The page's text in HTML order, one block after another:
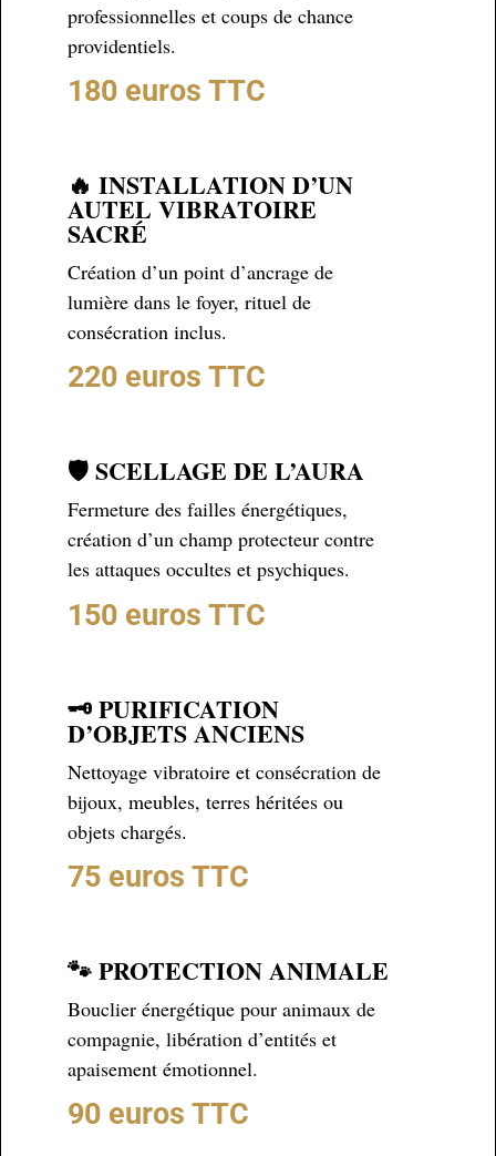
professionnelles et coups de chance
providentiels.
180 euros TTC
🔥 INSTALLATION D’UN
AUTEL VIBRATOIRE
SACRÉ
Création d’un point d’ancrage de
lumière dans le foyer, rituel de
consécration inclus.
220 euros TTC
🛡️ SCELLAGE DE L’AURA
Fermeture des failles énergétiques,
création d’un champ protecteur contre
les attaques occultes et psychiques.
150 euros TTC
🗝️ PURIFICATION
D’OBJETS ANCIENS
Nettoyage vibratoire et consécration de
bijoux, meubles, terres héritées ou
objets chargés.
75 euros TTC
🐾 PROTECTION ANIMALE
Bouclier énergétique pour animaux de
compagnie, libération d’entités et
apaisement émotionnel.
90 euros TTC